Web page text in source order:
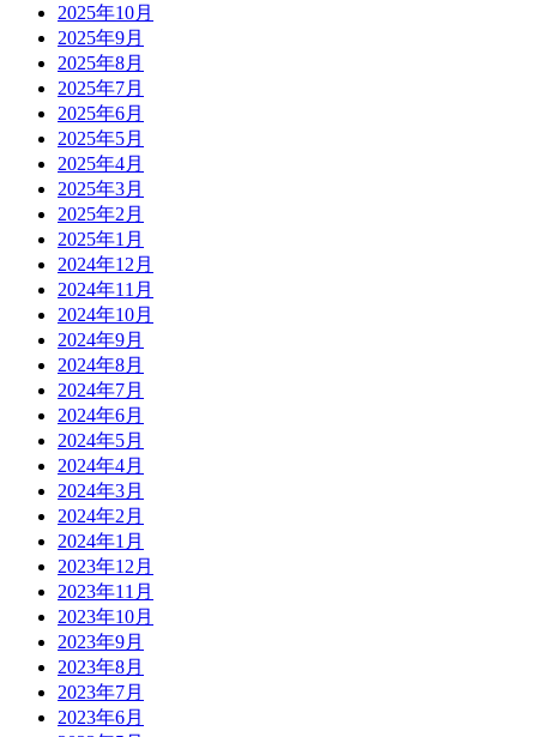
2025年10月
2025年9月
2025年8月
2025年7月
2025年6月
2025年5月
2025年4月
2025年3月
2025年2月
2025年1月
2024年12月
2024年11月
2024年10月
2024年9月
2024年8月
2024年7月
2024年6月
2024年5月
2024年4月
2024年3月
2024年2月
2024年1月
2023年12月
2023年11月
2023年10月
2023年9月
2023年8月
2023年7月
2023年6月